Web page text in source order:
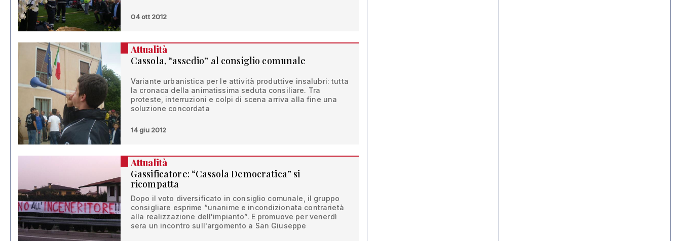
04 ott 2012
Attualità
Cassola, “assedio” al consiglio comunale
Variante urbanistica per le attività produttive insalubri: tutta
la cronaca della animatissima seduta consiliare. Tra
proteste, interruzioni e colpi di scena arriva alla fine una
soluzione concordata
14 giu 2012
Attualità
Gassificatore: “Cassola Democratica” si
ricompatta
Dopo il voto diversificato in consiglio comunale, il gruppo
consigliare esprime “unanime e incondizionata contrarietà
alla realizzazione dell'impianto”. E promuove per venerdì
sera un incontro sull'argomento a San Giuseppe